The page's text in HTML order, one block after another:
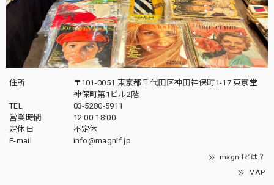
住所
〒101-0051 東京都千代田区神田神保町1-17 東京堂
神保町第1ビル2階
TEL
03-5280-5911
営業時間
12:00-18:00
定休日
不定休
E-mail
info@magnif.jp
magnifとは？
MAP